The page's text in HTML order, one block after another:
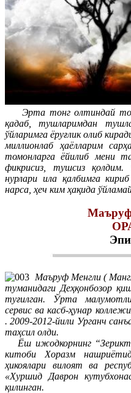
Эрта тонг олтиндай
қадаб, тушларимдан
ўйларимга ёруғлик олиб
миллионлаб ҳаёлларим
томонларга ёйилиб мени
фикрисиз, тушсиз қолдим.
нурлари ила қалбимга
нарса, ҳеч ким ҳақида
Маъруф Менгли (
туманидаги Деҳқонбозор
туғилган. Ўрта
сервис ва касб-ҳунар
. 2009-2012-йили Урганч
таҳсил олди.
Ёш ижодкорнинг
китоби Хоразм
ҳикоялари вилоят ва
«Хуршид Даврон
қилинган.